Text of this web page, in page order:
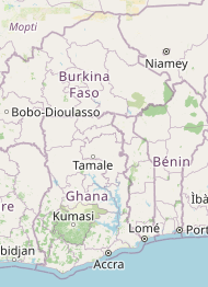
sur
sur
sur
A propos
Qui sommes-nous ?
Actualités
Nos partenaires
Notre réseau
Nos campings
Blog
Espace revendeur